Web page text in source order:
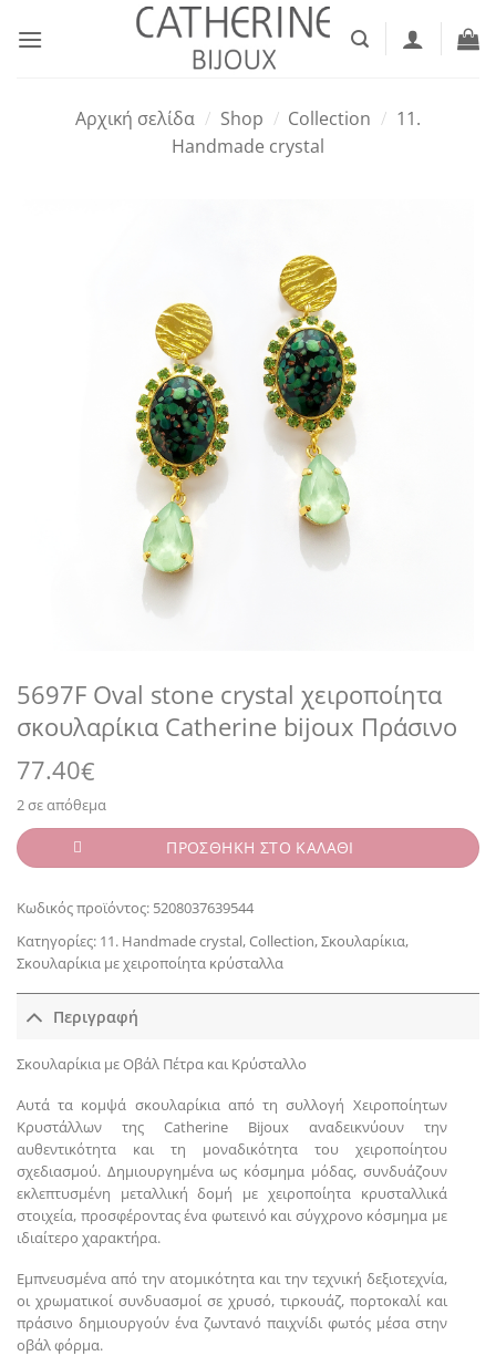
στο
Αρχική σελίδα / Shop / Collection / 11.
Handmade crystal
5697F Oval stone crystal χειροποίητα
σκουλαρίκια Catherine bijoux Πράσινο
77.40€
2 σε απόθεμα
ΠΡΟΣΘΗΚΗ ΣΤΟ ΚΑΛΑΘΙ
Κωδικός προϊόντος: 5208037639544
Κατηγορίες: 11. Handmade crystal,Collection,Σκουλαρίκια,
Σκουλαρίκια με χειροποίητα κρύσταλλα
Περιγραφή
Σκουλαρίκια με Οβάλ Πέτρα και Κρύσταλλο
Αυτά τα κομψά σκουλαρίκια από τη συλλογή Χειροποίητων
Κρυστάλλων της Catherine Bijoux αναδεικνύουν την
αυθεντικότητα και τη μοναδικότητα του χειροποίητου
σχεδιασμού. Δημιουργημένα ως κόσμημα μόδας, συνδυάζουν
εκλεπτυσμένη μεταλλική δομή με χειροποίητα κρυσταλλικά
στοιχεία, προσφέροντας ένα φωτεινό και σύγχρονο κόσμημα με
ιδιαίτερο χαρακτήρα.
Εμπνευσμένα από την ατομικότητα και την τεχνική δεξιοτεχνία,
οι χρωματικοί συνδυασμοί σε χρυσό, τιρκουάζ, πορτοκαλί και
πράσινο δημιουργούν ένα ζωντανό παιχνίδι φωτός μέσα στην
οβάλ φόρμα.